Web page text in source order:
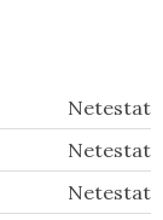
Netestat
Netestat
Netestat